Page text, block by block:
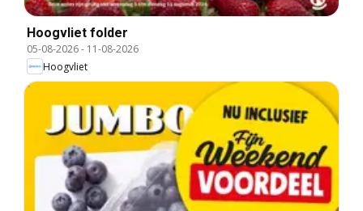
Hoogvliet folder
05-08-2026- 11-08-2026
Hoogvliet